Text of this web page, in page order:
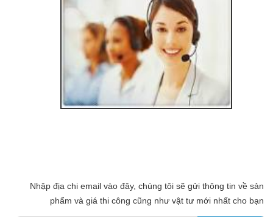
Nhập địa chi email vào đây, chúng tôi sẽ gửi thông tin về sản
phẩm và giá thi công cũng như vật tư mới nhất cho bạn